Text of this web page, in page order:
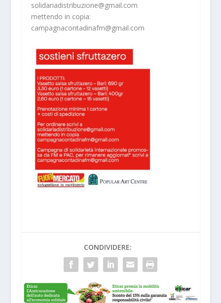
solidariadistribuzione@gmail.com
mettendo in copia:
campagnacontadinafm@gmail.com
CONDIVIDERE: